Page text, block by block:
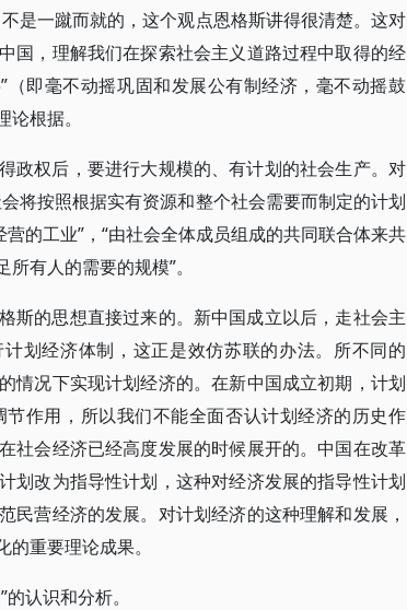
是一蹴而就的，这个观点恩格斯讲得很清楚。这对
国，理解我们在探索社会主义道路过程中取得的经
即毫不动摇巩固和发展公有制经济，毫不动摇鼓
根据。
政权后，要进行大规模的、有计划的社会生产。对
将按照根据实有资源和整个社会需要而制定的计划
的工业”，“由社会全体成员组成的共同联合体来共
有人的需要的规模”。
斯的思想直接过来的。新中国成立以后，走社会主
划经济体制，这正是效仿苏联的办法。所不同的
情况下实现计划经济的。在新中国成立初期，计划
作用，所以我们不能全面否认计划经济的历史作
社会经济已经高度发展的时候展开的。中国在改革
划改为指导性计划，这种对经济发展的指导性计划
营经济的发展。对计划经济的这种理解和发展，
重要理论成果。
认识和分析。